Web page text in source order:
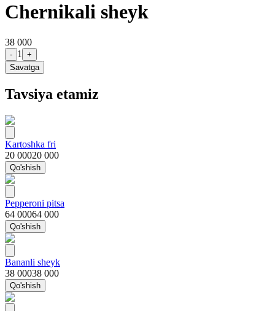
Chernikali sheyk
38 000
- 1
+
Savatga
Tavsiya etamiz
Kartoshka fri
20 00020 000
Qo'shish
Pepperoni pitsa
64 00064 000
Qo'shish
Bananli sheyk
38 00038 000
Qo'shish